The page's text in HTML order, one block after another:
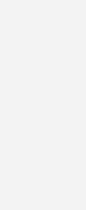
Priorität“
günstigen
verlässlich mit
dieses Konzept
Den Vertrag
am Windpark
Rheine
und 175 Meter
Stromerzeugung
ermöglichen.
bleiben?